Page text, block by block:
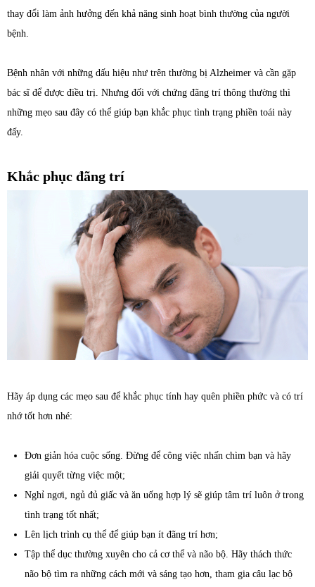
thay đổi làm ảnh hưởng đến khả năng sinh hoạt bình thường của người
bệnh.
Bệnh nhân với những dấu hiệu như trên thường bị Alzheimer và cần gặp
bác sĩ để được điều trị. Nhưng đối với chứng đãng trí thông thường thì
những mẹo sau đây có thể giúp bạn khắc phục tình trạng phiền toái này
đấy.
Khắc phục đãng trí
Hãy áp dụng các mẹo sau để khắc phục tính hay quên phiền phức và có trí
nhớ tốt hơn nhé:
Đơn giản hóa cuộc sống. Đừng để công việc nhấn chìm bạn và hãy
giải quyết từng việc một;
Nghỉ ngơi, ngủ đủ giấc và ăn uống hợp lý sẽ giúp tâm trí luôn ở trong
tình trạng tốt nhất;
Lên lịch trình cụ thể để giúp bạn ít đãng trí hơn;
Tập thể dục thường xuyên cho cả cơ thể và não bộ. Hãy thách thức
não bộ tìm ra những cách mới và sáng tạo hơn, tham gia câu lạc bộ